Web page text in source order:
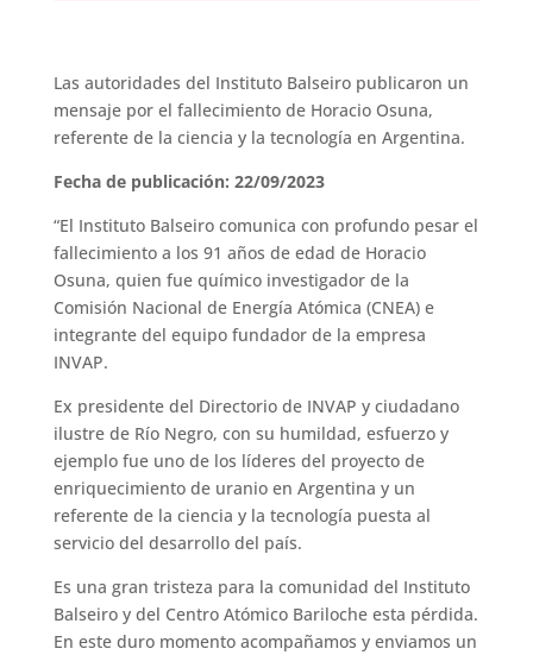
Las autoridades del Instituto Balseiro publicaron un
mensaje por el fallecimiento de Horacio Osuna,
referente de la ciencia y la tecnología en Argentina.
Fecha de publicación: 22/09/2023
“El Instituto Balseiro comunica con profundo pesar el
fallecimiento a los 91 años de edad de Horacio
Osuna, quien fue químico investigador de la
Comisión Nacional de Energía Atómica (CNEA) e
integrante del equipo fundador de la empresa
INVAP.
Ex presidente del Directorio de INVAP y ciudadano
ilustre de Río Negro, con su humildad, esfuerzo y
ejemplo fue uno de los líderes del proyecto de
enriquecimiento de uranio en Argentina y un
referente de la ciencia y la tecnología puesta al
servicio del desarrollo del país.
Es una gran tristeza para la comunidad del Instituto
Balseiro y del Centro Atómico Bariloche esta pérdida.
En este duro momento acompañamos y enviamos un